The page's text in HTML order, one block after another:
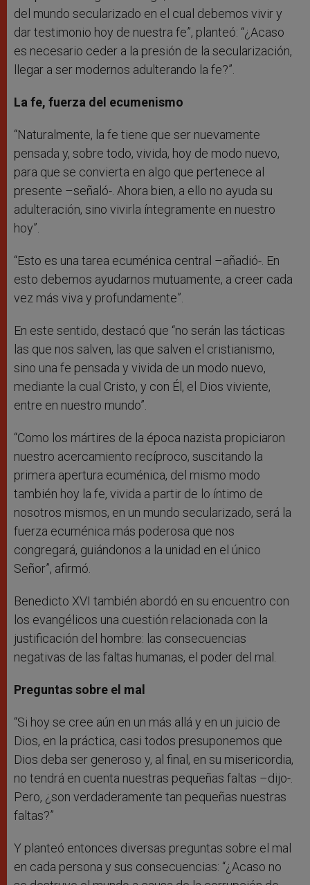
del mundo secularizado en el cual debemos vivir y
dar testimonio hoy de nuestra fe”, planteó: “¿Acaso
es necesario ceder a la presión de la secularización,
llegar a ser modernos adulterando la fe?”.
La fe, fuerza del ecumenismo
“Naturalmente, la fe tiene que ser nuevamente
pensada y, sobre todo, vivida, hoy de modo nuevo,
para que se convierta en algo que pertenece al
presente –señaló-. Ahora bien, a ello no ayuda su
adulteración, sino vivirla íntegramente en nuestro
hoy”.
“Esto es una tarea ecuménica central –añadió-. En
esto debemos ayudarnos mutuamente, a creer cada
vez más viva y profundamente”.
En este sentido, destacó que “no serán las tácticas
las que nos salven, las que salven el cristianismo,
sino una fe pensada y vivida de un modo nuevo,
mediante la cual Cristo, y con Él, el Dios viviente,
entre en nuestro mundo”.
“Como los mártires de la época nazista propiciaron
nuestro acercamiento recíproco, suscitando la
primera apertura ecuménica, del mismo modo
también hoy la fe, vivida a partir de lo íntimo de
nosotros mismos, en un mundo secularizado, será la
fuerza ecuménica más poderosa que nos
congregará, guiándonos a la unidad en el único
Señor”, afirmó.
Benedicto XVI también abordó en su encuentro con
los evangélicos una cuestión relacionada con la
justificación del hombre: las consecuencias
negativas de las faltas humanas, el poder del mal.
Preguntas sobre el mal
“Si hoy se cree aún en un más allá y en un juicio de
Dios, en la práctica, casi todos presuponemos que
Dios deba ser generoso y, al final, en su misericordia,
no tendrá en cuenta nuestras pequeñas faltas –dijo-.
Pero, ¿son verdaderamente tan pequeñas nuestras
faltas?”
Y planteó entonces diversas preguntas sobre el mal
en cada persona y sus consecuencias: “¿Acaso no